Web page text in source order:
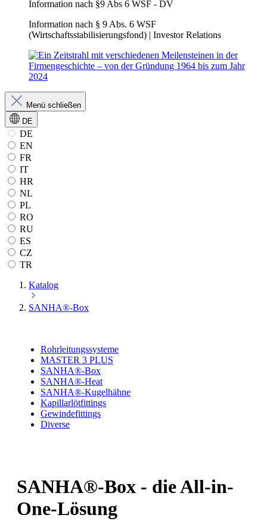
Information nach §9 Abs 6 WSF - DV
Information nach § 9 Abs. 6 WSF
(Wirtschaftsstabilisierungsfond) | Investor Relations
Menü schließen
DE
DE
EN
FR
IT
HR
NL
PL
RO
RU
ES
CZ
TR
Katalog
SANHA®-Box
Rohrleitungssysteme
MASTER 3 PLUS
SANHA®-Box
SANHA®-Heat
SANHA®-Kugelhähne
Kapillarlötfittings
Gewindefittings
Diverse
SANHA®-Box - die All-in-
One-Lösung